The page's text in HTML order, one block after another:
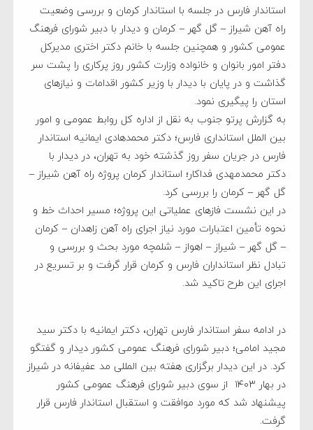
استاندار فارس در جلسه با استاندار کرمان و بررسی وضعیت
راه آهن شیراز – گل گهر – کرمان و دیدار با دبیر شورای فرهنگ
عمومی کشور و همچنین جلسه با خانم دکتر اختری مدیرکل
دفتر امور بانوان و خانواده وزارت کشور روز پرکاری را پشت سر
گذاشت و در پایان با دیدار با وزیر کشور اقدامات و نیازهای
استان را پیگیری نمود.
به گزارش پرتو جنوب به نقل از اداره کل روابط عمومی و امور
بین الملل استانداری فارس؛ دکتر محمدهادی ایمانیه استاندار
فارس در جریان سفر روز گذشته خود به تهران، در دیدار با
دکتر محمدمهدی فداکار؛ استاندار کرمان پروژه راه آهن شیراز –
گل گهر – کرمان را بررسی کرد.
در این نشست فازهای عملیاتی این پروژه؛ مسیر احداث خط و
نحوه تأمین اعتبارات مورد نیاز اجرای راه آهن زاهدان – کرمان
– گل گهر – شیراز – اهواز – شلمچه مورد بحث و بررسی و
تبادل نظر استانداران فارس و کرمان قرار گرفت و بر تسریع در
اجرای این طرح تاکید شد.
در ادامه سفر استاندار فارس تهران، دکتر ایمانیه با دکتر سید
مجید امامی؛ دبیر شورای فرهنگ عمومی کشور دیدار و گفتگو
کرد. در این دیدار برگزاری هفته بین المللی مد عفیفانه در شیراز
در بهار ۱۴۰۳ از سوی دبیر شورای فرهنگ عمومی کشور
پیشنهاد شد که مورد موافقت و استقبال استاندار فارس قرار
گرفت.